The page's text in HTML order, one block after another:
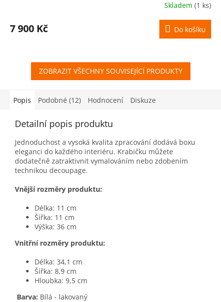
Skladem (1 ks)
7 900 Kč Do košíku
ZOBRAZIT VŠECHNY SOUVISEJÍCÍ PRODUKTY
Popis Podobné (12) Hodnocení Diskuze
Detailní popis produktu
Jednoduchost a vysoká kvalita zpracování dodává boxu
eleganci do každého interiéru. Krabičku můžete
dodatečně zatraktivnit vymalováním nebo zdobením
technikou decoupage.
Vnější rozměry produktu:
Délka: 11 cm
Šířka: 11 cm
Výška: 36 cm
Vnitřní rozměry produktu:
Délka: 34,1 cm
Šířka: 8,9 cm
Hloubka: 9,5 cm
Barva: Bílá - lakovaný